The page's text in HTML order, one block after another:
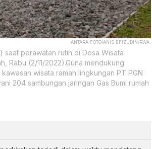
ANTARA FOTO/ANIS EFIZUDIN/RWA.
saat perawatan rutin di Desa Wisata
Rabu (2/11/2022).Guna mendukung
wisata ramah lingkungan PT PGN
204 sambungan jaringan Gas Bumi rumah